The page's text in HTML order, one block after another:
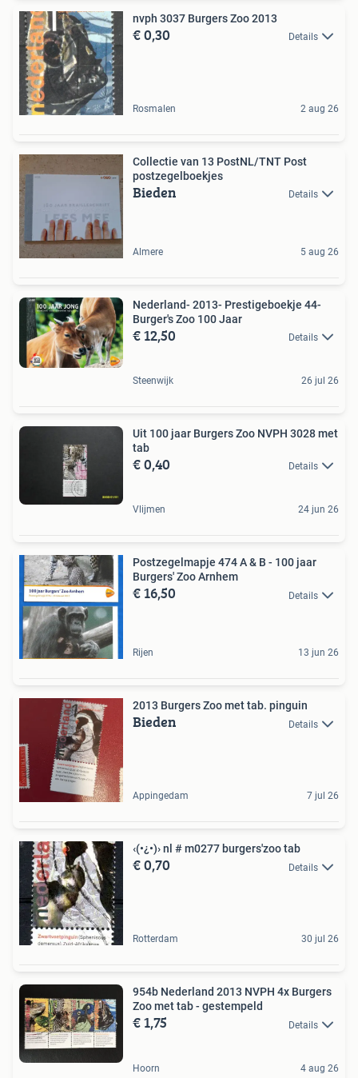
nvph 3037 Burgers Zoo 2013
€ 0,30 Details
Rosmalen 2 aug 26
Collectie van 13 PostNL/TNT Post
postzegelboekjes
Bieden Details
Almere 5 aug 26
Nederland- 2013- Prestigeboekje 44-
Burger's Zoo 100 Jaar
€ 12,50 Details
Steenwijk 26 jul 26
Uit 100 jaar Burgers Zoo NVPH 3028 met
tab
€ 0,40 Details
Vlijmen 24 jun 26
Postzegelmapje 474 A & B - 100 jaar
Burgers' Zoo Arnhem
€ 16,50 Details
Rijen 13 jun 26
2013 Burgers Zoo met tab. pinguin
Bieden Details
Appingedam 7 jul 26
‹(•¿•)› nl # m0277 burgers'zoo tab
€ 0,70 Details
Rotterdam 30 jul 26
954b Nederland 2013 NVPH 4x Burgers
Zoo met tab - gestempeld
€ 1,75 Details
Hoorn 4 aug 26